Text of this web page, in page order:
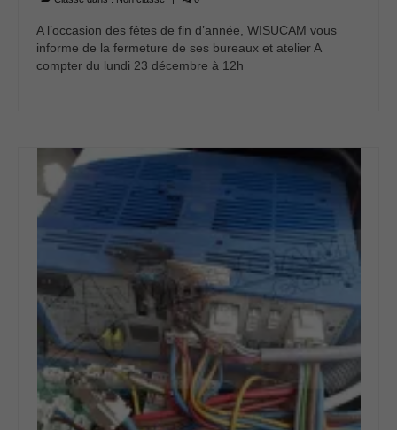
A l’occasion des fêtes de fin d’année, WISUCAM vous
informe de la fermeture de ses bureaux et atelier A
compter du lundi 23 décembre à 12h